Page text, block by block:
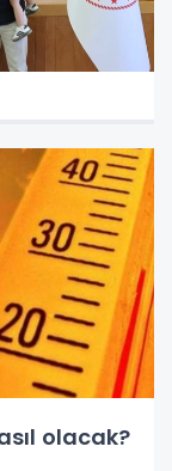
olacak?